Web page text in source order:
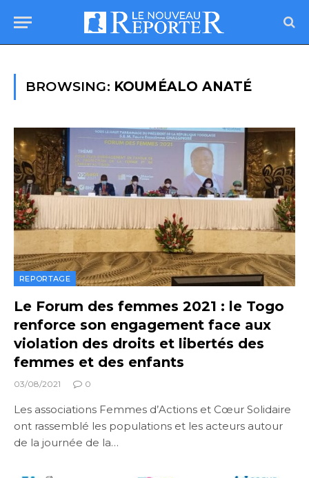
BROWSING: KOUMÉALO ANATÉ
REPORTAGE
Le Forum des femmes 2021 : le Togo
renforce son engagement face aux
violation des droits et libertés des
femmes et des enfants
03/08/2021 0
Les associations Femmes d’Actions et Cœur Solidaire
ont rassemblé les populations et les acteurs autour
de la journée de la…